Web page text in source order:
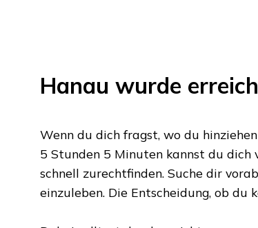
Hanau wurde
Wenn du dich fragst, wo du
5 Stunden 5 Minutenkannst du dich
schnell zurechtfinden. Suche dir
einzuleben. Die Entscheidung, ob